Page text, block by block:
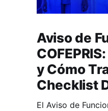
Aviso de
y Cómo
Checklist
El Aviso de